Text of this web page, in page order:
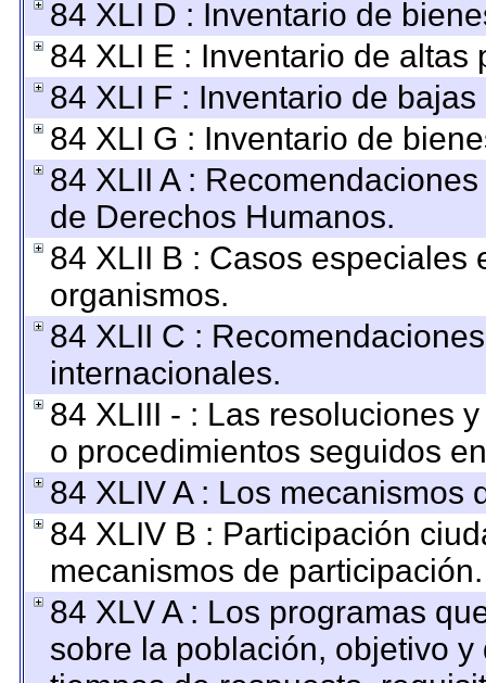
84 XLI D : Inventario de
84 XLI E : Inventario de
84 XLI F : Inventario de
84 XLI G : Inventario de
84 XLII A :
de Derechos Humanos.
84 XLII B : Casos especiales
organismos.
84 XLII C :
internacionales.
84 XLIII - : Las resoluciones
o procedimientos seguidos
84 XLIV A : Los mecanismos
84 XLIV B : Participación
mecanismos de participación.
84 XLV A : Los programas
sobre la población, objetivo